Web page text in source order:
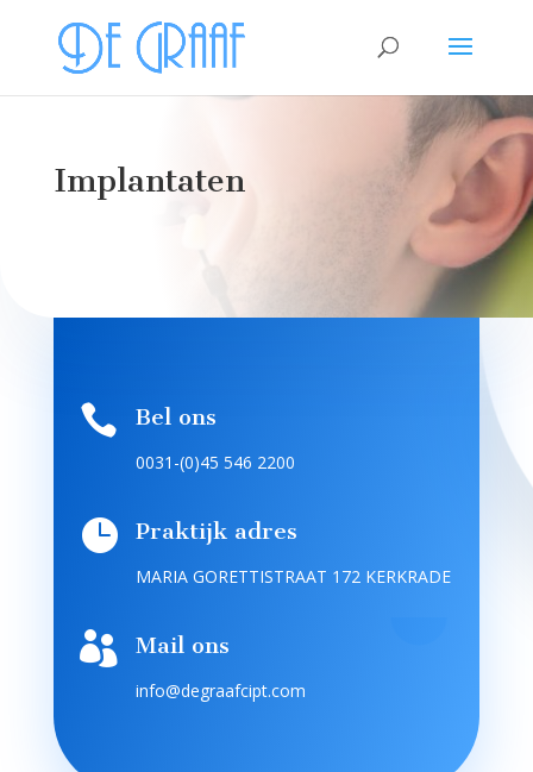
Implantaten
 Bel ons
0031-(0)45 546 2200
 Praktijk adres
MARIA GORETTISTRAAT 172 KERKRADE
 Mail ons
info@degraafcipt.com